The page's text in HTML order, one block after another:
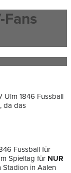
Ulm 1846 Fussball
da das
Fussball für
Spieltag für NUR
Stadion in Aalen